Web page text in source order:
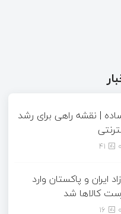
اقدام ساده | نقشه راهی برای رشد
41
ایران و پاکستان وارد
کالاها شد
16